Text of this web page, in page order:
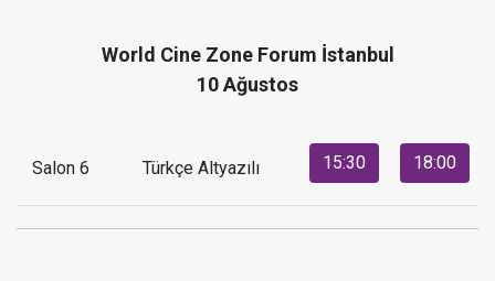
World Cine Zone Forum İstanbul
10 Ağustos
Salon 6 Türkçe Altyazılı 15:30 18:00